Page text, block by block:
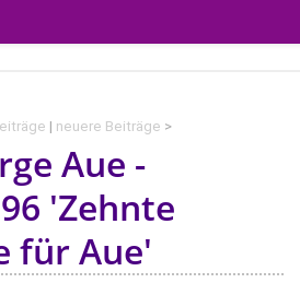
| neuere Beiträge >
Aue -
'Zehnte
für Aue'